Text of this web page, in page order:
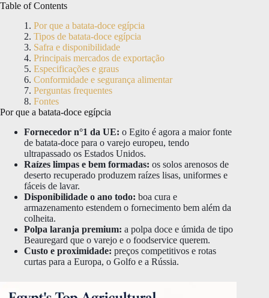
Table of Contents
Por que a batata-doce egípcia
Tipos de batata-doce egípcia
Safra e disponibilidade
Principais mercados de exportação
Especificações e graus
Conformidade e segurança alimentar
Perguntas frequentes
Fontes
Por que a batata-doce egípcia
Fornecedor n°1 da UE: o Egito é agora a maior fonte
de batata-doce para o varejo europeu, tendo
ultrapassado os Estados Unidos.
Raízes limpas e bem formadas: os solos arenosos de
deserto recuperado produzem raízes lisas, uniformes e
fáceis de lavar.
Disponibilidade o ano todo: boa cura e
armazenamento estendem o fornecimento bem além da
colheita.
Polpa laranja premium: a polpa doce e úmida de tipo
Beauregard que o varejo e o foodservice querem.
Custo e proximidade: preços competitivos e rotas
curtas para a Europa, o Golfo e a Rússia.